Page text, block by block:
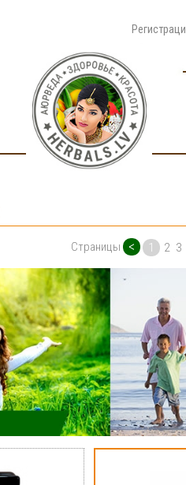
Страницы < 1 2 3